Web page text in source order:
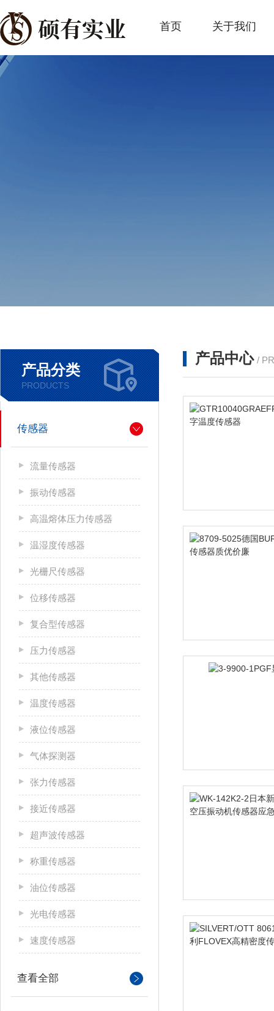
首页 关于我们
产品分类
PRODUCTS
传感器
流量传感器
振动传感器
高温熔体压力传感器
温湿度传感器
光栅尺传感器
位移传感器
复合型传感器
压力传感器
其他传感器
温度传感器
液位传感器
气体探测器
张力传感器
接近传感器
超声波传感器
称重传感器
油位传感器
光电传感器
速度传感器
查看全部
产品中心 /